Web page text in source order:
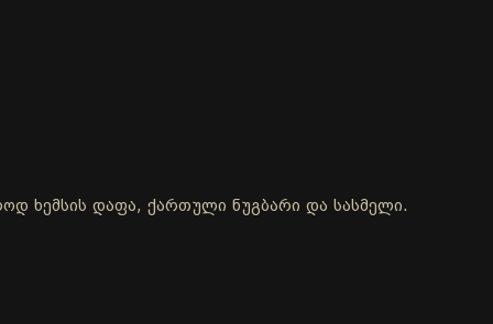
ხემსის დაფა, ქართული ნუგბარი და სასმელი.